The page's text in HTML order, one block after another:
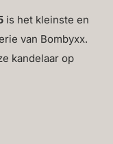
is het kleinste en
van Bombyxx.
kandelaar op
die zich